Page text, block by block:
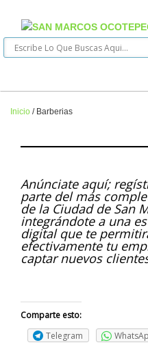
Inicio / Barberias
Anúnciate aquí;
parte del más
de la Ciudad de San
integrándote a una
digital que te
efectivamente tu
captar nuevos
Comparte esto:
Telegram